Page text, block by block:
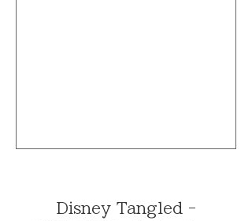
Disney Tangled -